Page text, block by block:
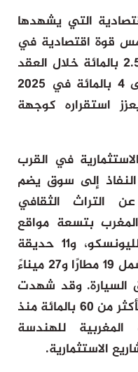
التي يشهدها
قوة اقتصادية في
إفريقيا بمعدل نمو سنوي بلغ 2.5 بالمائة خلال العقد
الأخير، مع توقعات بارتفاعه إلى 4 بالمائة في 2025
في 2026، ما يعزز استقراره كوجهة
في القرب
النفاذ إلى سوق يضم
التراث الثقافي
بتسعة مواقع
مصنفة ضمن التراث العالمي لليونسكو، و11 حديقة
وطنية، وبنية تحتية متطورة تشمل 19 مطارًا و27 ميناءً
الطرق السيارة. وقد شهدت
القدرة الإيوائية السياحية نموًا بأكثر من 60 بالمائة منذ
المغربية للهندسة
الاستثمارية.